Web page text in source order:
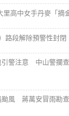
高中女手丹麥「摘
路段解除預警性封閉
引警注意 中山警攔
颱風 蔣萬安冒雨勘